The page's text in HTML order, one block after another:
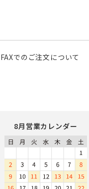
FAXでのご注文について
8月営業カレンダー